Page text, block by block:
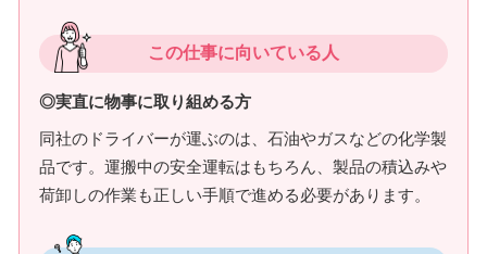
この仕事に向いている人
◎実直に物事に取り組める方
同社のドライバーが運ぶのは、石油やガスなどの化学製
品です。運搬中の安全運転はもちろん、製品の積込みや
荷卸しの作業も正しい手順で進める必要があります。